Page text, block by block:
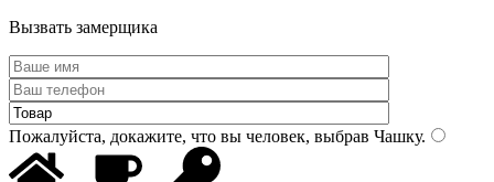
Вызвать замерщика
Пожалуйста, докажите, что вы человек, выбрав Чашку.